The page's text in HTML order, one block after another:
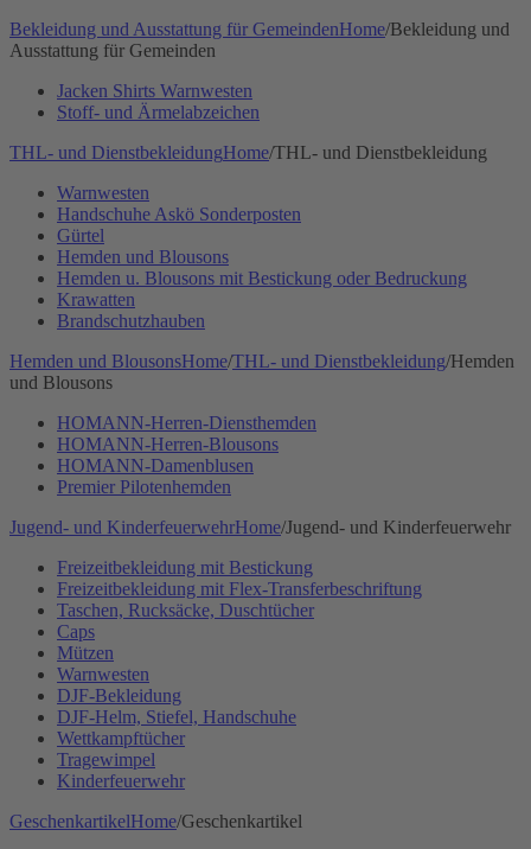
Bekleidung und Ausstattung für GemeindenHome/Bekleidung und
Ausstattung für Gemeinden
Jacken Shirts Warnwesten
Stoff- und Ärmelabzeichen
THL- und DienstbekleidungHome/THL- und Dienstbekleidung
Warnwesten
Handschuhe Askö Sonderposten
Gürtel
Hemden und Blousons
Hemden u. Blousons mit Bestickung oder Bedruckung
Krawatten
Brandschutzhauben
Hemden und BlousonsHome/THL- und Dienstbekleidung/Hemden
und Blousons
HOMANN-Herren-Diensthemden
HOMANN-Herren-Blousons
HOMANN-Damenblusen
Premier Pilotenhemden
Jugend- und KinderfeuerwehrHome/Jugend- und Kinderfeuerwehr
Freizeitbekleidung mit Bestickung
Freizeitbekleidung mit Flex-Transferbeschriftung
Taschen, Rucksäcke, Duschtücher
Caps
Mützen
Warnwesten
DJF-Bekleidung
DJF-Helm, Stiefel, Handschuhe
Wettkampftücher
Tragewimpel
Kinderfeuerwehr
GeschenkartikelHome/Geschenkartikel